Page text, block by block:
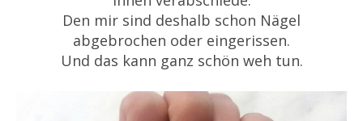
Den mir sind deshalb schon Nägel
abgebrochen oder eingerissen.
Und das kann ganz schön weh tun.